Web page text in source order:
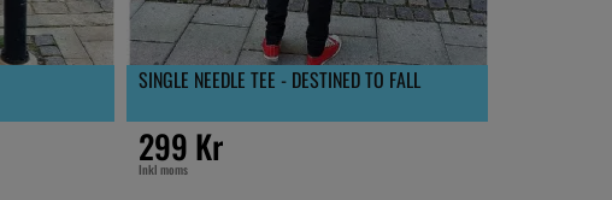
SINGLE NEEDLE TEE - DESTINED TO FALL
299 Kr
Inkl moms